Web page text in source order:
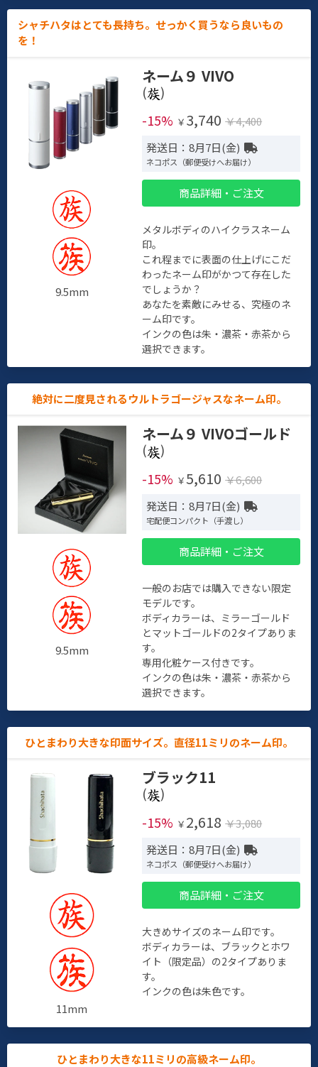
シャチハタはとても長持ち。せっかく買うなら良いもの
を！
9.5mm
ネーム９ VIVO
(
)
-15% ￥ 3,740 ￥4,400
発送日：8月7日(金)
ネコポス（郵便受けへお届け）
商品詳細・ご注文
メタルボディのハイクラスネーム
印。
これ程までに表面の仕上げにこだ
わったネーム印がかつて存在した
でしょうか？
あなたを素敵にみせる、究極のネ
ーム印です。
インクの色は朱・濃茶・赤茶から
選択できます。
絶対に二度見されるウルトラゴージャスなネーム印。
9.5mm
ネーム９ VIVOゴールド
(
)
-15% ￥ 5,610 ￥6,600
発送日：8月7日(金)
宅配便コンパクト（手渡し）
商品詳細・ご注文
一般のお店では購入できない限定
モデルです。
ボディカラーは、ミラーゴールド
とマットゴールドの2タイプありま
す。
専用化粧ケース付きです。
インクの色は朱・濃茶・赤茶から
選択できます。
ひとまわり大きな印面サイズ。直径11ミリのネーム印。
11mm
ブラック11
(
)
-15% ￥ 2,618 ￥3,080
発送日：8月7日(金)
ネコポス（郵便受けへお届け）
商品詳細・ご注文
大きめサイズのネーム印です。
ボディカラーは、ブラックとホワ
イト（限定品）の2タイプありま
す。
インクの色は朱色です。
ひとまわり大きな11ミリの高級ネーム印。